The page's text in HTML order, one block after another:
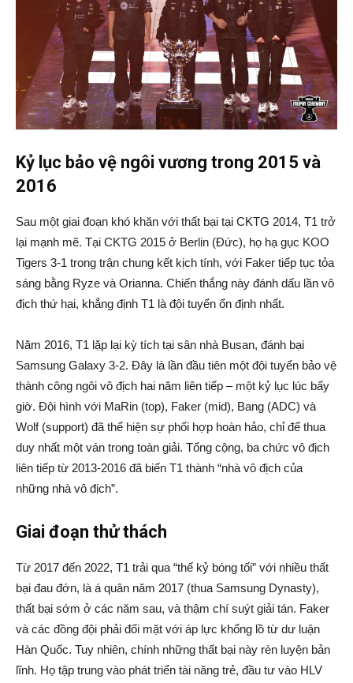
Kỷ lục bảo vệ ngôi vương trong 2015 và
2016
Sau một giai đoạn khó khăn với thất bại tại CKTG 2014, T1 trở
lại mạnh mẽ. Tại CKTG 2015 ở Berlin (Đức), họ hạ gục KOO
Tigers 3-1 trong trận chung kết kịch tính, với Faker tiếp tục tỏa
sáng bằng Ryze và Orianna. Chiến thắng này đánh dấu lần vô
địch thứ hai, khẳng định T1 là đội tuyển ổn định nhất.
Năm 2016, T1 lặp lại kỳ tích tại sân nhà Busan, đánh bại
Samsung Galaxy 3-2. Đây là lần đầu tiên một đội tuyển bảo vệ
thành công ngôi vô địch hai năm liên tiếp – một kỷ lục lúc bấy
giờ. Đội hình với MaRin (top), Faker (mid), Bang (ADC) và
Wolf (support) đã thể hiện sự phối hợp hoàn hảo, chỉ để thua
duy nhất một ván trong toàn giải. Tổng cộng, ba chức vô địch
liên tiếp từ 2013-2016 đã biến T1 thành “nhà vô địch của
những nhà vô địch”.
Giai đoạn thử thách
Từ 2017 đến 2022, T1 trải qua “thế kỷ bóng tối” với nhiều thất
bại đau đớn, là á quân năm 2017 (thua Samsung Dynasty),
thất bại sớm ở các năm sau, và thậm chí suýt giải tán. Faker
và các đồng đội phải đối mặt với áp lực khổng lồ từ dư luận
Hàn Quốc. Tuy nhiên, chính những thất bại này rèn luyện bản
lĩnh. Họ tập trung vào phát triển tài năng trẻ, đầu tư vào HLV